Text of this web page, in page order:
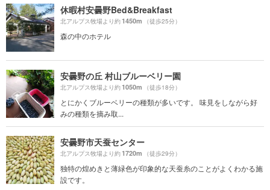
休暇村安曇野Bed&Breakfast
北アルプス牧場より約1450m （徒歩25分）
森の中のホテル
安曇野の丘 村山ブルーベリー園
北アルプス牧場より約1050m （徒歩18分）
とにかくブルーベリーの種類が多いです。 味見をしながら好
みの種類を摘み取...
安曇野市天蚕センター
北アルプス牧場より約1720m （徒歩29分）
独特の煌めきと薄緑色が印象的な天蚕糸のことがよくわかる施
設です。